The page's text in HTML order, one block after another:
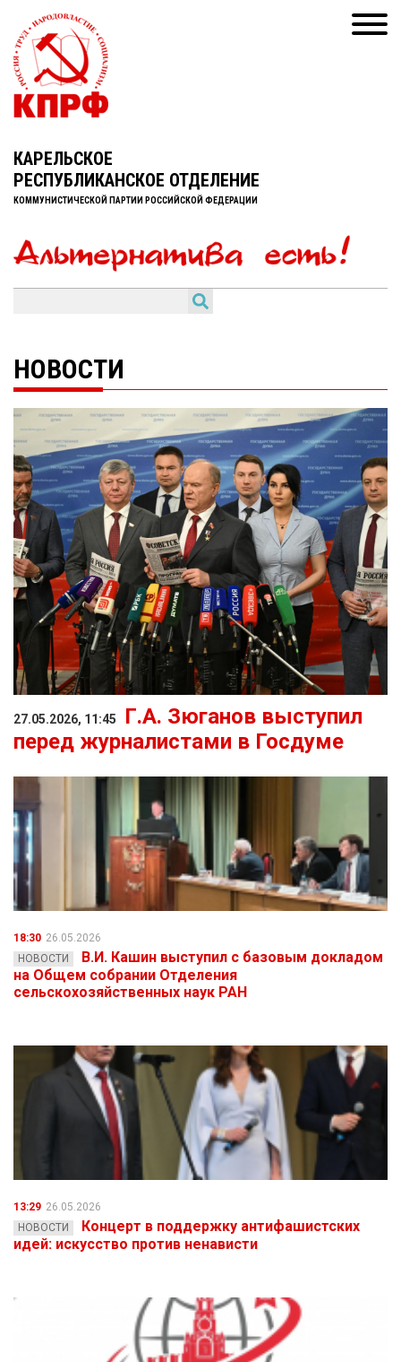
КАРЕЛЬСКОЕ
РЕСПУБЛИКАНСКОЕ ОТДЕЛЕНИЕ
КОММУНИСТИЧЕСКОЙ ПАРТИИ РОССИЙСКОЙ ФЕДЕРАЦИИ
НОВОСТИ
27.05.2026, 11:45
Г.А. Зюганов выступил
перед журналистами в Госдуме
18:30 26.05.2026
НОВОСТИ
В.И. Кашин выступил с базовым докладом
на Общем собрании Отделения
сельскохозяйственных наук РАН
13:29 26.05.2026
НОВОСТИ
Концерт в поддержку антифашистских
идей: искусство против ненависти